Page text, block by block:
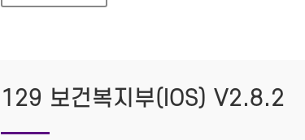
129 보건복지부(IOS) V2.8.2